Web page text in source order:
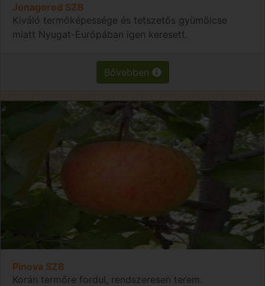
Jonagored SZB
Kiváló termőképessége és tetszetős gyümölcse
miatt Nyugat-Európában igen keresett.
Bővebben
Pinova SZB
Korán termőre fordul, rendszeresen terem.